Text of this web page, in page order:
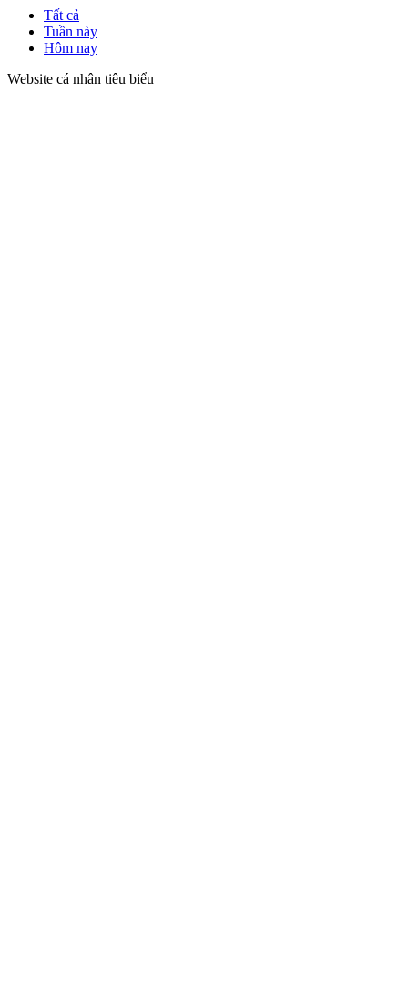
Tất cả
Tuần này
Hôm nay
Website cá nhân tiêu biểu